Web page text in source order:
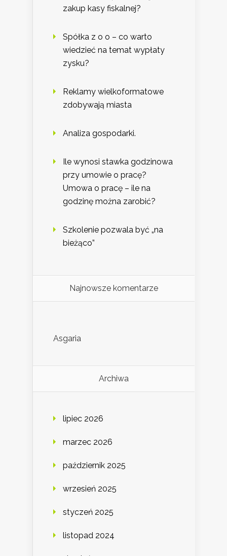
zakup kasy fiskalnej?
Spółka z o o – co warto
wiedzieć na temat wypłaty
zysku?
Reklamy wielkoformatowe
zdobywają miasta
Analiza gospodarki.
Ile wynosi stawka godzinowa
przy umowie o pracę?
Umowa o pracę – ile na
godzinę można zarobić?
Szkolenie pozwala być „na
bieżąco”
Najnowsze komentarze
Asgaria
Archiwa
lipiec 2026
marzec 2026
październik 2025
wrzesień 2025
styczeń 2025
listopad 2024